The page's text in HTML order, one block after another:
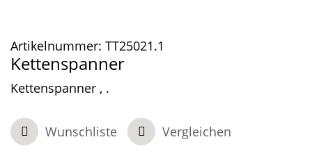
Artikelnummer: TT25021.1
Kettenspanner
Kettenspanner , .
Wunschliste Vergleichen